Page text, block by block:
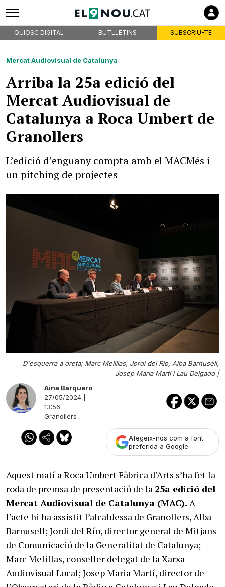
QUIOSC DIGITAL BUTLLETINS SUBSCRIU-TE
Mercat Audiovisual de Catalunya
Arriba la 25a edició del
Mercat Audiovisual de
Catalunya a Roca Umbert de
Granollers
L’edició d’enguany compta amb el MACMés i
un pitching de projectes
D'esquerra a dreta; Marc Melillas, Jordi del Río, Alba Barnusell,
Josep Maria Martí i Lau Delgado |
Aina Barquero
27/05/2024 |
13:56
Granollers
Afegeix-nos com a font
preferida a Google
Aquest matí a Roca Umbert Fàbrica d’Arts s’ha fet la
roda de premsa de presentació de la 25a edició del
Mercat Audiovisual de Catalunya (MAC). A
l’acte hi ha assistit l’alcaldessa de Granollers, Alba
Barnusell; Jordi del Río, director general de Mitjans
de Comunicació de la Generalitat de Catalunya;
Marc Melillas, conseller delegat de la Xarxa
Audiovisual Local; Josep Maria Martí, director de